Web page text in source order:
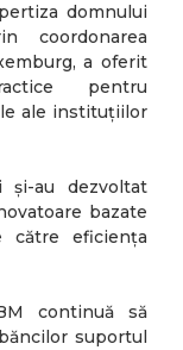
domnului
coordonarea
a oferit
pentru
ale instituțiilor
și-au dezvoltat
bazate
către eficiența
continuă să
suportul